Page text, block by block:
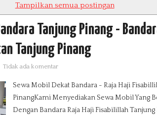
Tampilkan semua postingan
Tanjung Pinang -
Tanjung Pinang
Tidak ada komentar
Sewa Mobil Dekat Bandara - Raja Haji
PinangKami Menyediakan Sewa Mobil Yang
Dengan Bandara Raja Haji Fisabilillah